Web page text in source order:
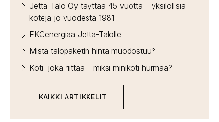
Jetta-Talo Oy täyttää 45 vuotta – yksilöllisiä
koteja jo vuodesta 1981
EKOenergiaa Jetta-Talolle
Mistä talopaketin hinta muodostuu?
Koti, joka riittää – miksi minikoti hurmaa?
KAIKKI ARTIKKELIT